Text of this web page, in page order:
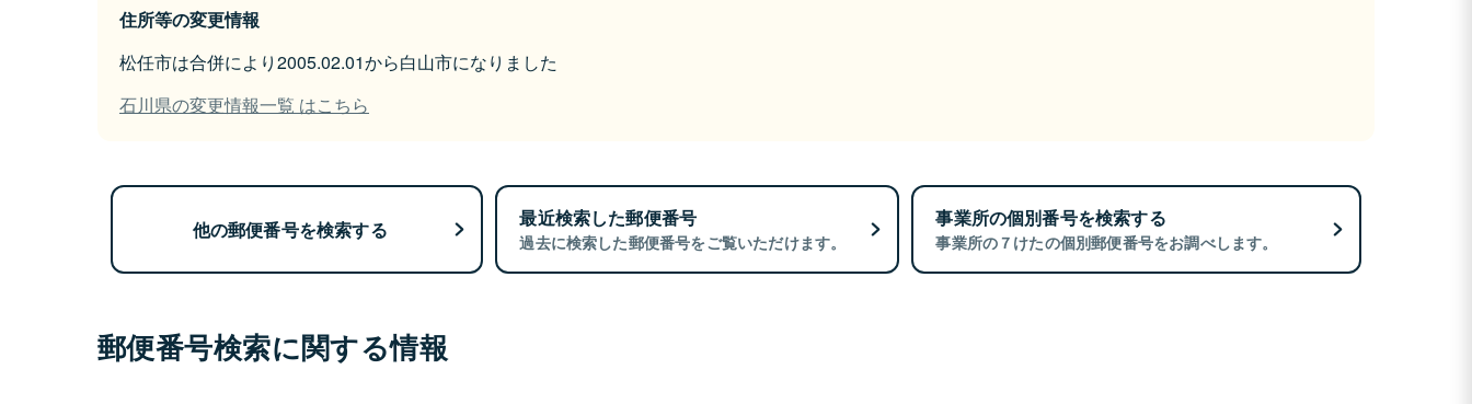
住所等の変更情報
松任市は合併により2005.02.01から白山市になりました
石川県の変更情報一覧 はこちら
他の郵便番号を検索する 最近検索した郵便番号
過去に検索した郵便番号をご覧いただけます。
事業所の個別番号を検索する
事業所の７けたの個別郵便番号をお調べします。
郵便番号検索に関する情報